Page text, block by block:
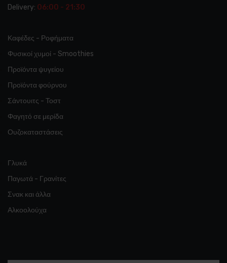
Delivery: 06:00 - 21:30
Καφέδες - Ροφήματα
Φυσικοί χυμοί - Smoothies
Προϊόντα ψυγείου
Προϊόντα φούρνου
Σάντουιτς - Τοστ
Φαγητό σε μερίδα
Ουζοκαταστάσεις
Γλυκά
Παγωτά - Γρανίτες
Σνακ και άλλα
Αλκοολούχα